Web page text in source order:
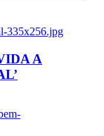
335x256.jpg
A